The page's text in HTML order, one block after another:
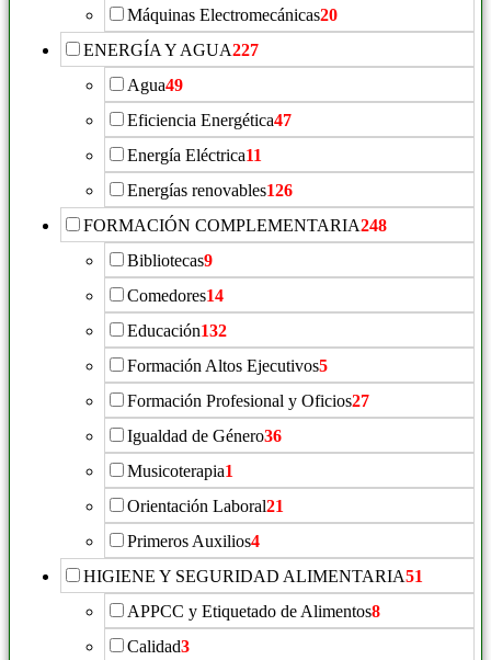
Máquinas Electromecánicas20
ENERGÍA Y AGUA227
Agua49
Eficiencia Energética47
Energía Eléctrica11
Energías renovables126
FORMACIÓN COMPLEMENTARIA248
Bibliotecas9
Comedores14
Educación132
Formación Altos Ejecutivos5
Formación Profesional y Oficios27
Igualdad de Género36
Musicoterapia1
Orientación Laboral21
Primeros Auxilios4
HIGIENE Y SEGURIDAD ALIMENTARIA51
APPCC y Etiquetado de Alimentos8
Calidad3